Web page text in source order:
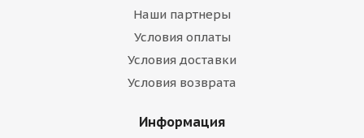
Наши партнеры
Условия оплаты
Условия доставки
Условия возврата
Информация